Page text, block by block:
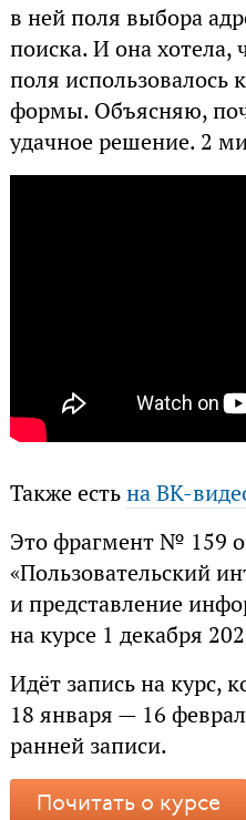
в ней поля выбора
поиска. И она хотела,
поля использовалось
формы. Объясняю,
удачное решение. 2
Также естьна ВК-
Это фрагмент № 159
«Пользовательский
и представление
на курсе 1 декабря
Идёт запись на курс,
18 января — 16
ранней записи.
Почитать о курсе